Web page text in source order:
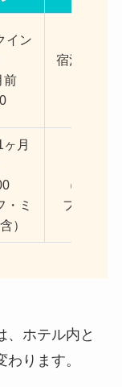
イン
前
宿泊予約
月
・ミ
）
（除くシ
フ・ミッ
、ホテル内と
ります。